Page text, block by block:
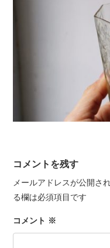
コメントを残す
メールアドレスが公開さ
る欄は必須項目です
コメント ※